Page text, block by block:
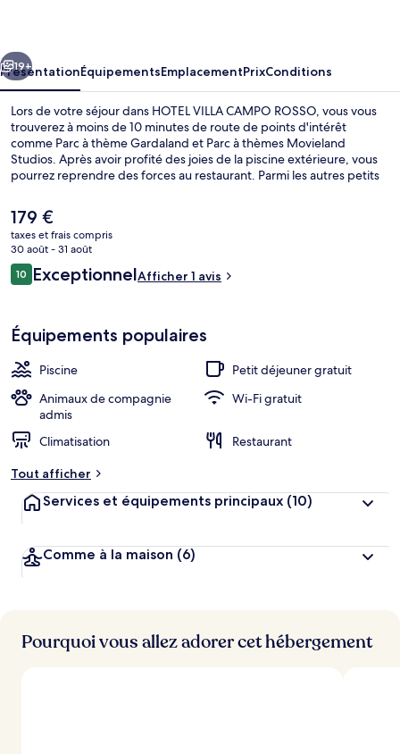
Suivant
19+
PrésentationÉquipementsEmplacementPrixConditions
Lors de votre séjour dans HOTEL VILLA CAMPO ROSSO, vous vous
trouverez à moins de 10 minutes de route de points d'intérêt
comme Parc à thème Gardaland et Parc à thèmes Movieland
Studios. Après avoir profité des joies de la piscine extérieure, vous
pourrez reprendre des forces au restaurant. Parmi les autres petits
petit plus appréciable, les appartements offrent une télévision à
écran plat et l'accès Wi-Fi à Internet gratuit.
Le
prix
actuel
est
de
179 €
taxes et frais compris
30 août - 31 août
Avis
voyageurs
1010 sur 10
ExceptionnelAfficher 1 avis
Équipements populaires
Piscine
Petit déjeuner gratuit
Animaux de compagnie
admis
Wi-Fi gratuit
Climatisation
Restaurant
Tout afficher
Services et équipements principaux (10)
Comme à la maison (6)
Pourquoi vous allez adorer cet hébergement